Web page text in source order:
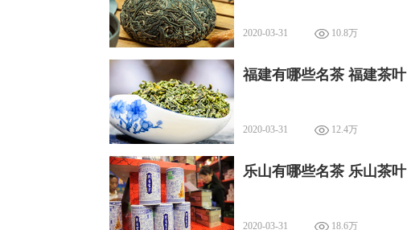
2020-03-31 10.8万
福建有哪些名茶 福建茶叶
2020-03-31 12.4万
乐山有哪些名茶 乐山茶叶
2020-03-31 18.6万